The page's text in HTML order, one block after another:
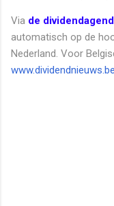
Via de
automatisch op de
Nederland. Voor